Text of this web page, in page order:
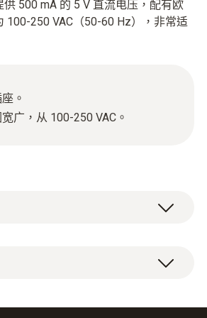
500 mA 的 5 V 直流电压，配有欧
100-250 VAC（50-60 Hz），非常适
。
广，从 100-250 VAC。
VDC 500 mA，带欧式插头，